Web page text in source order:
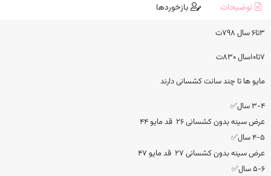
توضیحات بازخوردها
۳تا۶ سال ۷۹۸ت
۷تا۱۰سال ۸۳۰ت
مایو ها تا چند سانت کشسانی دارند
۳-۴ سال✅
عرض سینه بدون کشسانی ۲۶ قد مایو ۴۴
۴-۵ سال✅
عرض سینه بدون کشسانی ۲۷ قد مایو ۴۷
۵-۶ سال✅